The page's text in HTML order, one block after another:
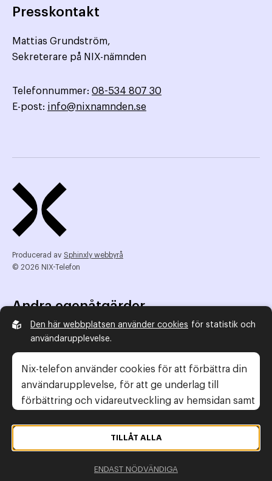
Presskontakt
Mattias Grundström,
Sekreterare på NIX-nämnden
Telefonnummer: 08-534 807 30
E-post: info@nixnamnden.se
Producerad av Sphinxly webbyrå
© 2026 NIX-Telefon
Andra egenåtgärder
NIX Telefon
NIX addresserat
Reklamombudsmannen
Konsumentverket
Legal information
Gör anmälan
Personuppgiftspolicy
Den här webbplatsen använder cookies för statistik och
användarupplevelse.
Nix-telefon använder cookies för att förbättra din
användarupplevelse, för att ge underlag till
förbättring och vidareutveckling av hemsidan samt
personuppgiftspolicy
ENDAST NÖDVÄNDIGA
TILLÅT ALLA